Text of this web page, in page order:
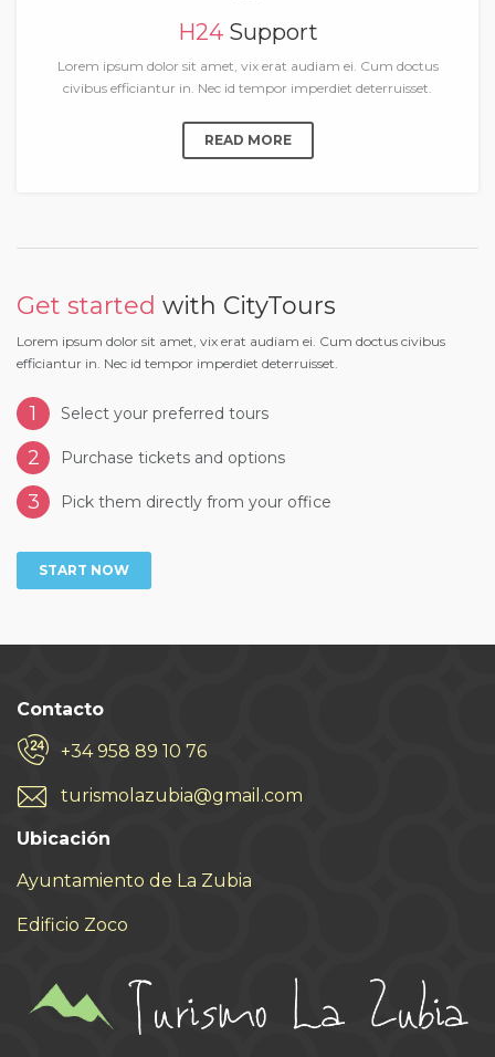
H24 Support
Lorem ipsum dolor sit amet, vix erat audiam ei. Cum doctus
civibus efficiantur in. Nec id tempor imperdiet deterruisset.
READ MORE
Get started with CityTours
Lorem ipsum dolor sit amet, vix erat audiam ei. Cum doctus civibus
efficiantur in. Nec id tempor imperdiet deterruisset.
1 Select your preferred tours
2 Purchase tickets and options
3 Pick them directly from your office
START NOW
Contacto
+34 958 89 10 76
turismolazubia@gmail.com
Ubicación
Ayuntamiento de La Zubia
Edificio Zoco